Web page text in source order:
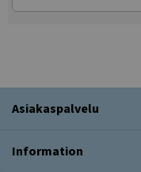
Asiakaspalvelu
Information